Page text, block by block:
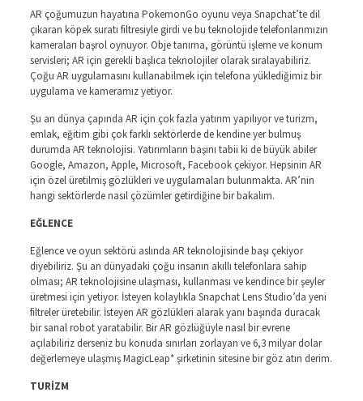
AR çoğumuzun hayatına PokemonGo oyunu veya Snapchat’te dil
çıkaran köpek suratı filtresiyle girdi ve bu teknolojide telefonlarımızın
kameraları başrol oynuyor. Obje tanıma, görüntü işleme ve konum
servisleri; AR için gerekli başlıca teknolojiler olarak sıralayabiliriz.
Çoğu AR uygulamasını kullanabilmek için telefona yüklediğimiz bir
uygulama ve kameramız yetiyor.
Şu an dünya çapında AR için çok fazla yatırım yapılıyor ve turizm,
emlak, eğitim gibi çok farklı sektörlerde de kendine yer bulmuş
durumda AR teknolojisi. Yatırımların başını tabii ki de büyük abiler
Google, Amazon, Apple, Microsoft, Facebook çekiyor. Hepsinin AR
için özel üretilmiş gözlükleri ve uygulamaları bulunmakta. AR’nin
hangi sektörlerde nasıl çözümler getirdiğine bir bakalım.
EĞLENCE
Eğlence ve oyun sektörü aslında AR teknolojisinde başı çekiyor
diyebiliriz. Şu an dünyadaki çoğu insanın akıllı telefonlara sahip
olması; AR teknolojisine ulaşması, kullanması ve kendince bir şeyler
üretmesi için yetiyor. İsteyen kolaylıkla Snapchat Lens Studio’da yeni
filtreler üretebilir. İsteyen AR gözlükleri alarak yanı başında duracak
bir sanal robot yaratabilir. Bir AR gözlüğüyle nasıl bir evrene
açılabiliriz derseniz bu konuda sınırları zorlayan ve 6,3 milyar dolar
değerlemeye ulaşmış MagicLeap* şirketinin sitesine bir göz atın derim.
TURİZM